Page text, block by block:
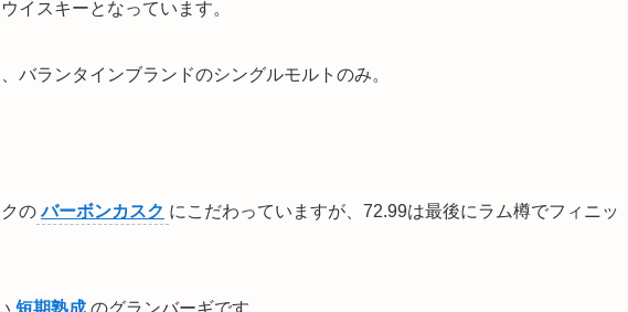
イスキーとなっています。
バランタインブランドのシングルモルトのみ。
の バーボンカスク にこだわっていますが、72.99は最後にラム樽でフィニッ